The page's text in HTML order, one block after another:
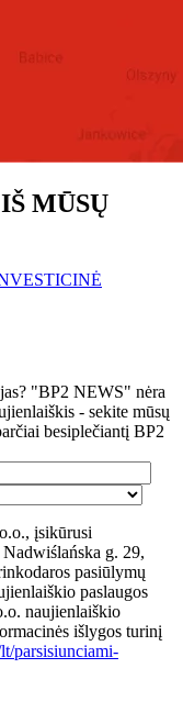
MŪSŲ
"BP2 NEWS" nėra
- sekite mūsų
besiplečiantį BP2
įsikūrusi
Nadwiślańska g. 29,
pasiūlymų
paslaugos
naujienlaiškio
išlygos turinį
parsisiunciami-